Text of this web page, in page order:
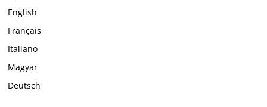
English
Français
Italiano
Magyar
Deutsch